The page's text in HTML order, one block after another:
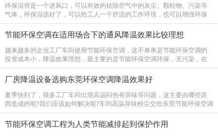
环保湿帘是一个进风口，可以有效的祛除空气中的灰尘、颗粒物、污染等
气体，环保湿选好了，可以给工人一个舒适的工作环境，也可以增强环保
空调的使用寿命和降温效果。 环保空调为保证送风阻力最小，从主机接出
的风管曲...
节能环保空调在适用场合下的通风降温效果比较理想
越来越多的企业工厂车间使用节能环保空调，这不单单是节能环保空调的
投资成本小，降温效果理想，最主要的是节能环保空调环保，无污染，在
国家大力推广新能源的同时，节能环保空调也是国家支持的环保降温设
备。节能环...
厂房降温设备选购东莞环保空调降温效果好
夏季快到了，很多工厂车间出现高温闷热有异味等问题，这主要由哪些原
因造成的呢?我们应该如何解决呢?车间高温异味粉尘交给东莞节能环保空调
厂家来处理。 工厂车间出现高温闷热有异味的原因：车间内上班工作人员
多，空...
节能环保空调工程为人类节能减排起到保护作用